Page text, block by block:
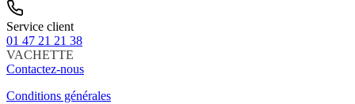
Service client
01 47 21 21 38
VACHETTE
Contactez-nous
Conditions générales